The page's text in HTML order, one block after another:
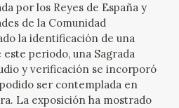
por los Reyes de España y
de la Comunidad
la identificación de una
periodo, una Sagrada
y verificación se incorporó
ser contemplada en
La exposición ha mostrado